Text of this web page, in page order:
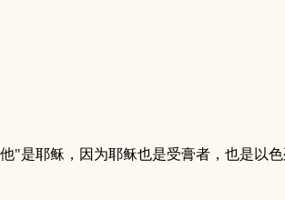
是耶稣，因为耶稣也是受膏者，也是以色